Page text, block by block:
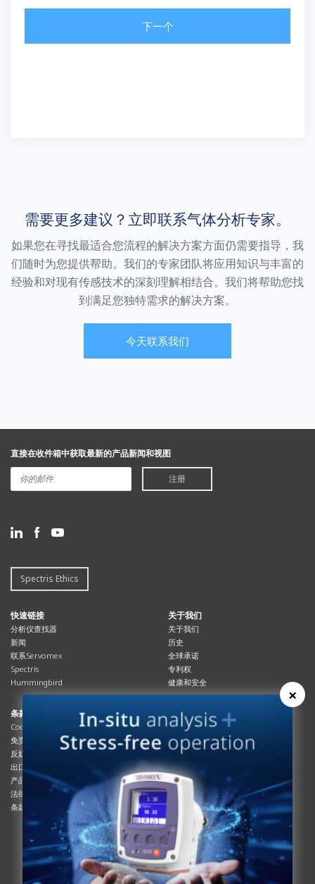
了解更多 了解更多
SERVOTOUGH Oxy 1900
SERVOTOUGH OxyExact
2200
下一个
需要更多建议？立即联系气体分析专家。
如果您在寻找最适合您流程的解决方案方面仍需要指导，我
们随时为您提供帮助。我们的专家团队将应用知识与丰富的
经验和对现有传感技术的深刻理解相结合。我们将帮助您找
到满足您独特需求的解决方案。
今天联系我们
直接在收件箱中获取最新的产品新闻和视图
注册
Spectris Ethics
快速链接
分析仪查找器
新闻
联系Servomex
Spectris
Hummingbird
关于我们
关于我们
历史
全球承诺
专利权
健康和安全
条款与合规
Cookies政策
免责声明
反奴隶制立法
出口管制
产品合规
法律和隐私声明
条款及细则
资源资源
总览
杂志
系统信息
产品手册
说明书
服务信息
白皮书
条款和条件
工艺手册
互动杂志
×